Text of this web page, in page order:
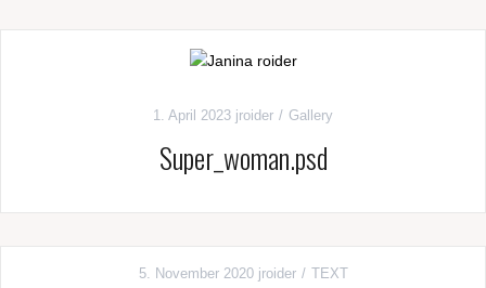
1. April 2023 jroider Gallery
Super_woman.psd
5. November 2020 jroider TEXT